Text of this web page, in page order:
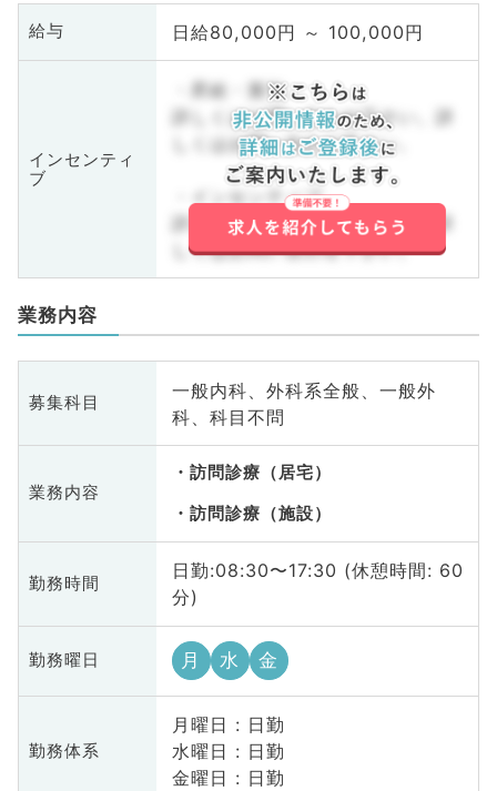
給与 日給80,000円 ～ 100,000円
インセンティ
ブ
・昇給・賞与
詳しくはお問い合わせ下さい。詳
しくはお問い合わせ下さい。
・インセンティブ
詳しくはお問い合わせ下さい。詳
しくはお問い合わせ下さい。
業務内容
募集科目
一般内科、外科系全般、一般外
科、科目不問
業務内容
訪問診療（居宅）
訪問診療（施設）
勤務時間
日勤:08:30〜17:30 (休憩時間: 60
分)
勤務曜日 月 水 金
勤務体系
月曜日 : 日勤
水曜日 : 日勤
金曜日 : 日勤